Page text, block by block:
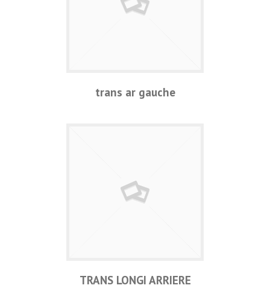
trans ar gauche
TRANS LONGI ARRIERE